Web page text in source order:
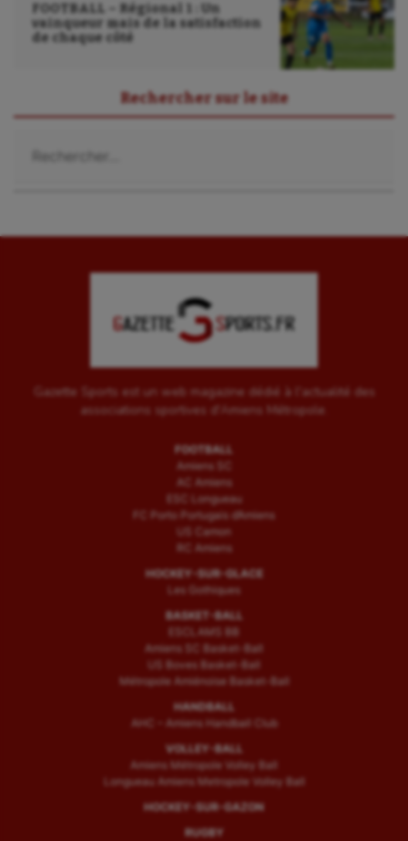
Sport-entreprise
Tir à l'arc
Triathlon
UNSS
Voile
FOOTBALL – Régional 1 : Un
vainqueur mais de la satisfaction
de chaque côté
Rechercher sur le site
Gazette Sports est un web magazine dédié à l'actualité des
associations sportives d'Amiens Métropole.
FOOTBALL
Amiens SC
AC Amiens
ESC Longueau
FC Porto Portugais d’Amiens
US Camon
RC Amiens
HOCKEY-SUR-GLACE
Les Gothiques
BASKET-BALL
ESCLAMS BB
Amiens SC Basket-Ball
US Boves Basket-Ball
Métropole Amiénoise Basket-Ball
HANDBALL
AHC – Amiens Handball Club
VOLLEY-BALL
Amiens Métropole Volley Ball
Longueau Amiens Metropole Volley Ball
HOCKEY-SUR-GAZON
RUGBY